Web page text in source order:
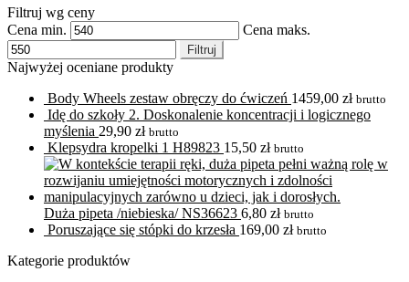
Filtruj wg ceny
Cena min.
Cena maks.
Filtruj
Najwyżej oceniane produkty
Body Wheels zestaw obręczy do ćwiczeń 1459,00 zł brutto
Idę do szkoły 2. Doskonalenie koncentracji i logicznego
myślenia 29,90 zł brutto
Klepsydra kropelki 1 H89823 15,50 zł brutto
Duża pipeta /niebieska/ NS36623 6,80 zł brutto
Poruszające się stópki do krzesła 169,00 zł brutto
Kategorie produktów